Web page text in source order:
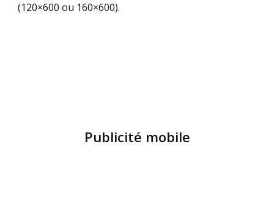
(120×600 ou 160×600).
Publicité mobile